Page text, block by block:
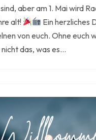
aber am 1. Mai wird
alt!
Ein herzliches
von euch. Ohne euch
das, was es…